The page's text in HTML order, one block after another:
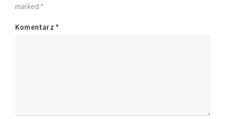
marked *
Komentarz *